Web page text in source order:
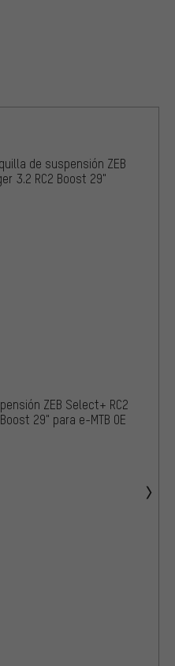
de suspensión ZEB
3.2 RC2 Boost 29"
ZEB Select+ RC2
29" para e-MTB OE